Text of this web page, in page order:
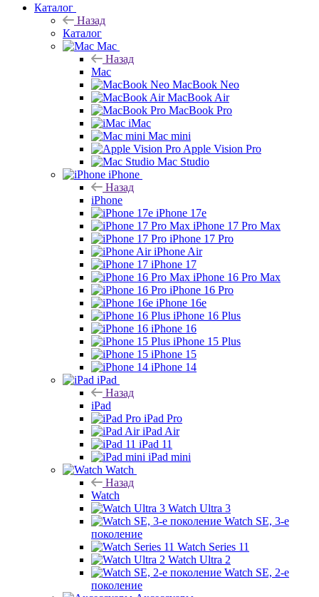
Каталог
Назад
Каталог
Mac
Назад
Mac
MacBook Neo
MacBook Air
MacBook Pro
iMac
Mac mini
Apple Vision Pro
Mac Studio
iPhone
Назад
iPhone
iPhone 17e
iPhone 17 Pro Max
iPhone 17 Pro
iPhone Air
iPhone 17
iPhone 16 Pro Max
iPhone 16 Pro
iPhone 16e
iPhone 16 Plus
iPhone 16
iPhone 15 Plus
iPhone 15
iPhone 14
iPad
Назад
iPad
iPad Pro
iPad Air
iPad 11
iPad mini
Watch
Назад
Watch
Watch Ultra 3
Watch SE, 3-е
поколение
Watch Series 11
Watch Ultra 2
Watch SE, 2-е
поколение